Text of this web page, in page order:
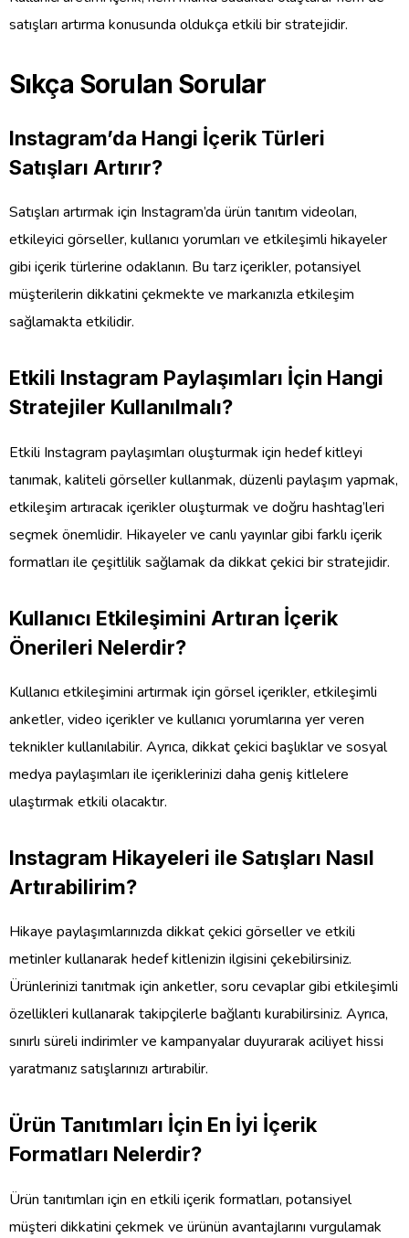
satışları artırma konusunda oldukça etkili bir stratejidir.
Sıkça Sorulan Sorular
Instagram’da Hangi İçerik Türleri
Satışları Artırır?
Satışları artırmak için Instagram’da ürün tanıtım videoları,
etkileyici görseller, kullanıcı yorumları ve etkileşimli hikayeler
gibi içerik türlerine odaklanın. Bu tarz içerikler, potansiyel
müşterilerin dikkatini çekmekte ve markanızla etkileşim
sağlamakta etkilidir.
Etkili Instagram Paylaşımları İçin Hangi
Stratejiler Kullanılmalı?
Etkili Instagram paylaşımları oluşturmak için hedef kitleyi
tanımak, kaliteli görseller kullanmak, düzenli paylaşım yapmak,
etkileşim artıracak içerikler oluşturmak ve doğru hashtag’leri
seçmek önemlidir. Hikayeler ve canlı yayınlar gibi farklı içerik
formatları ile çeşitlilik sağlamak da dikkat çekici bir stratejidir.
Kullanıcı Etkileşimini Artıran İçerik
Önerileri Nelerdir?
Kullanıcı etkileşimini artırmak için görsel içerikler, etkileşimli
anketler, video içerikler ve kullanıcı yorumlarına yer veren
teknikler kullanılabilir. Ayrıca, dikkat çekici başlıklar ve sosyal
medya paylaşımları ile içeriklerinizi daha geniş kitlelere
ulaştırmak etkili olacaktır.
Instagram Hikayeleri ile Satışları Nasıl
Artırabilirim?
Hikaye paylaşımlarınızda dikkat çekici görseller ve etkili
metinler kullanarak hedef kitlenizin ilgisini çekebilirsiniz.
Ürünlerinizi tanıtmak için anketler, soru cevaplar gibi etkileşimli
özellikleri kullanarak takipçilerle bağlantı kurabilirsiniz. Ayrıca,
sınırlı süreli indirimler ve kampanyalar duyurarak aciliyet hissi
yaratmanız satışlarınızı artırabilir.
Ürün Tanıtımları İçin En İyi İçerik
Formatları Nelerdir?
Ürün tanıtımları için en etkili içerik formatları, potansiyel
müşteri dikkatini çekmek ve ürünün avantajlarını vurgulamak